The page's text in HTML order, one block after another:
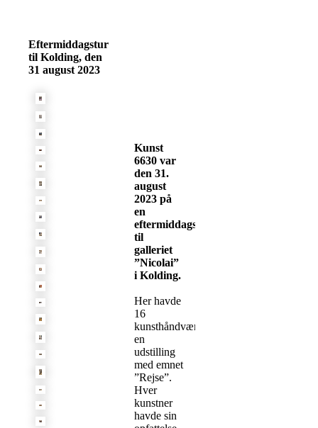
Eftermiddagstur
til Kolding, den
31 august 2023
Kunst
6630 var
den 31.
august
2023 på
en
eftermiddagstur
til
galleriet
”Nicolai”
i Kolding.
Her havde
16
kunsthåndværkere
en
udstilling
med emnet
”Rejse”.
Hver
kunstner
havde sin